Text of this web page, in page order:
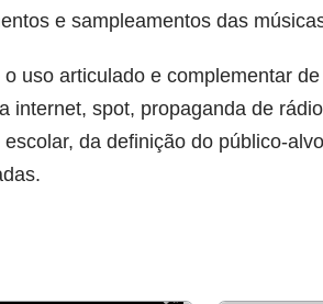
e sampleamentos das
uso articulado e complementar
internet, spot, propaganda de
da definição do público-